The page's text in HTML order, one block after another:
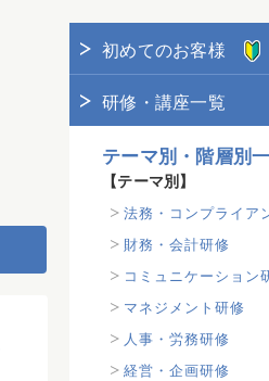
初めてのお客様
研修・講座一覧
テーマ別・階層別
【テーマ別】
法務・コンプライア
財務・会計研修
コミュニケーション
マネジメント研修
人事・労務研修
経営・企画研修